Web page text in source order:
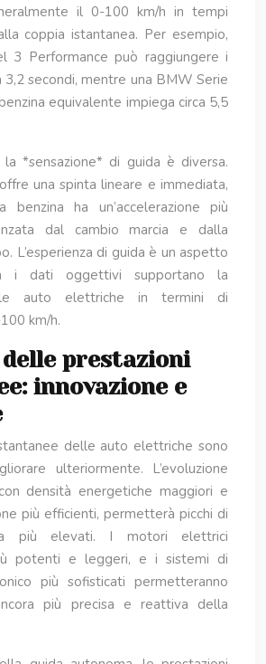
il 0-100 km/h in tempi
coppia istantanea. Per esempio,
3 Performance può raggiungere i
3,2 secondi, mentre una BMW Serie
equivalente impiega circa 5,5
*sensazione* di guida è diversa.
una spinta lineare e immediata,
benzina ha un’accelerazione più
dal cambio marcia e dalla
L’esperienza di guida è un aspetto
i dati oggettivi supportano la
auto elettriche in termini di
km/h.
prestazioni
innovazione e
delle auto elettriche sono
ulteriormente. L’evoluzione
densità energetiche maggiori e
più efficienti, permetterà picchi di
più elevati. I motori elettrici
potenti e leggeri, e i sistemi di
più sofisticati permetteranno
più precisa e reattiva della